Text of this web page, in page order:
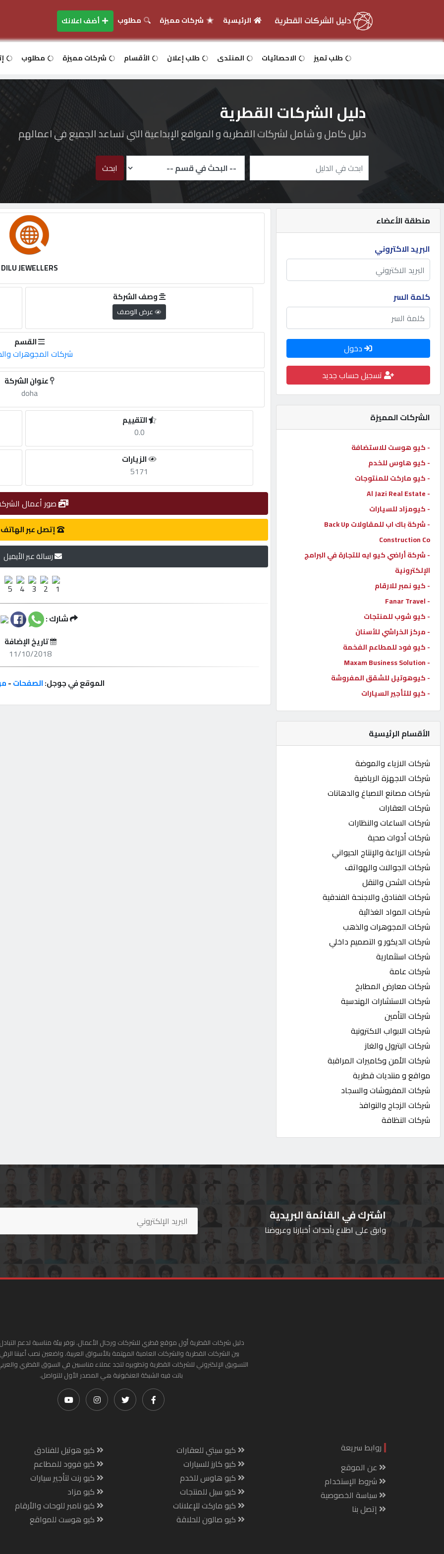
دخول
اعلانك
مطلوب
طلب
الاحصائيات
الأقسام
شركات
مميزة
إبحث
إتصل
بنا
إعلانات
المنتدى
كيو
مزاد
كيو
نمبر
كيو
كارز
كيو
ماركت
الدليل
القطري
POWERED
QHOST
الرئيسية شركات مميزة مطلوب أضف اعلانك
طلب تميز الاحصائيات المنتدى طلب إعلان الأقسام شركات مميزة مطلوب
دليل الشركات القطرية
دليل كامل و شامل لشركات القطرية و المواقع الإبداعية التي تساعد الجميع في اعمالهم
ابحث
منطقة الأعضاء
البريد الاكتروني
كلمة السر
دخول
تسجيل حساب جديد
الشركات المميزة
- كيو هوست للاستضافة
- كيو هاوس للخدم
- كيو ماركت للمنتوجات
- Al Jazi Real Estate
- كيومزاد للسيارات
- شركة باك اب للمقاولات Back Up
Construction Co
- شركة أراضي كيو ايه للتجارة في البرامج
الإلكترونية
- كيو نمبر للارقام
- Fanar Travel
- كيو شوب للمنتجات
- مركز الخراشي للأسنان
- كيو فود للمطاعم الفخمة
- Maxam Business Solution
- كيوهوتيل للشقق المفروشة
- كيو للتأجير السيارات
الأقسام الرئيسية
شركات الازياء والموضة
شركات الاجهزة الرياضية
شركات مصانع الاصباغ والدهانات
شركات العقارات
شركات الساعات والنظارات
شركات أدوات صحية
شركات الزراعة والإنتاج الحيواني
شركات الجوالات والهواتف
شركات الشحن والنقل
شركات الفنادق والاجنحة الفندقية
شركات المواد الغذائية
شركات المجوهرات والذهب
شركات الديكور و التصميم داخلي
شركات استثمارية
شركات عامة
شركات معارض المطابخ
شركات الاستشارات الهندسية
شركات التأمين
شركات الابواب الاكترونية
شركات البترول والغاز
شركات الأمن وكاميرات المراقبة
مواقع و منتديات قطرية
شركات المفروشات والسجاد
شركات الزجاج والنوافذ
شركات النظافة
DILU JEWELLERS
وصف الشركة
عرض الوصف
القسم
شركات المجوهرات
عنوان الشركة
doha
التقييم
0.0
الزيارات
5171
صور أعمال
إتصل عبر الهاتف
رسالة عبر الأيميل
شارك :
تاريخ الإضافة
11/10/2018
الموقع في جوجل:الصفحات-
اشترك في القائمة البريدية
وابق على اطلاع بأحداث أخبارنا وعروضنا
دليل شركات القطرية أول موقع قطري للشركات ورجال الأعمال. نوفر بيئة مناسبة لدعم
بين الشركات القطرية والشركات العامية المهتمة بالأسواق العربية. واضعين نصب أعيننا
التسويق الإلكتروني للشركات القطرية وتطويره لتجد عملاء مناسبين في السوق القطري
باتت فيه الشبكة العنكبونية هي المصدر الأول للتواصل.
روابط سريعة
عن الموقع
شروط الإستخدام
سياسة الخصوصية
إتصل بنا
كيو سيتي للعقارات
كيو كارز للسيارات
كيو هاوس للخدم
كيو سيل للمنتجات
كيو ماركت للإعلانات
كيو صالون للحلاقة
كيو هوتيل للفنادق
كيو فوود للمطاعم
كيو رنت لتأجير سيارات
كيو مزاد
كيو نامبر للوحات والأرقام
كيو هوست للمواقع